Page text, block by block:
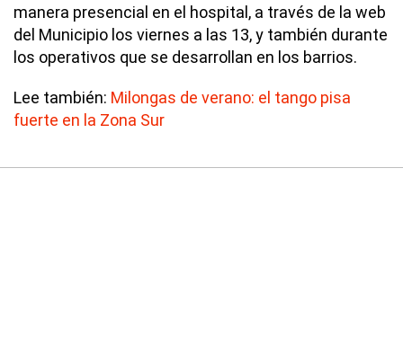
manera presencial en el hospital, a través de la web
del Municipio los viernes a las 13, y también durante
los operativos que se desarrollan en los barrios.
Lee también: Milongas de verano: el tango pisa
fuerte en la Zona Sur